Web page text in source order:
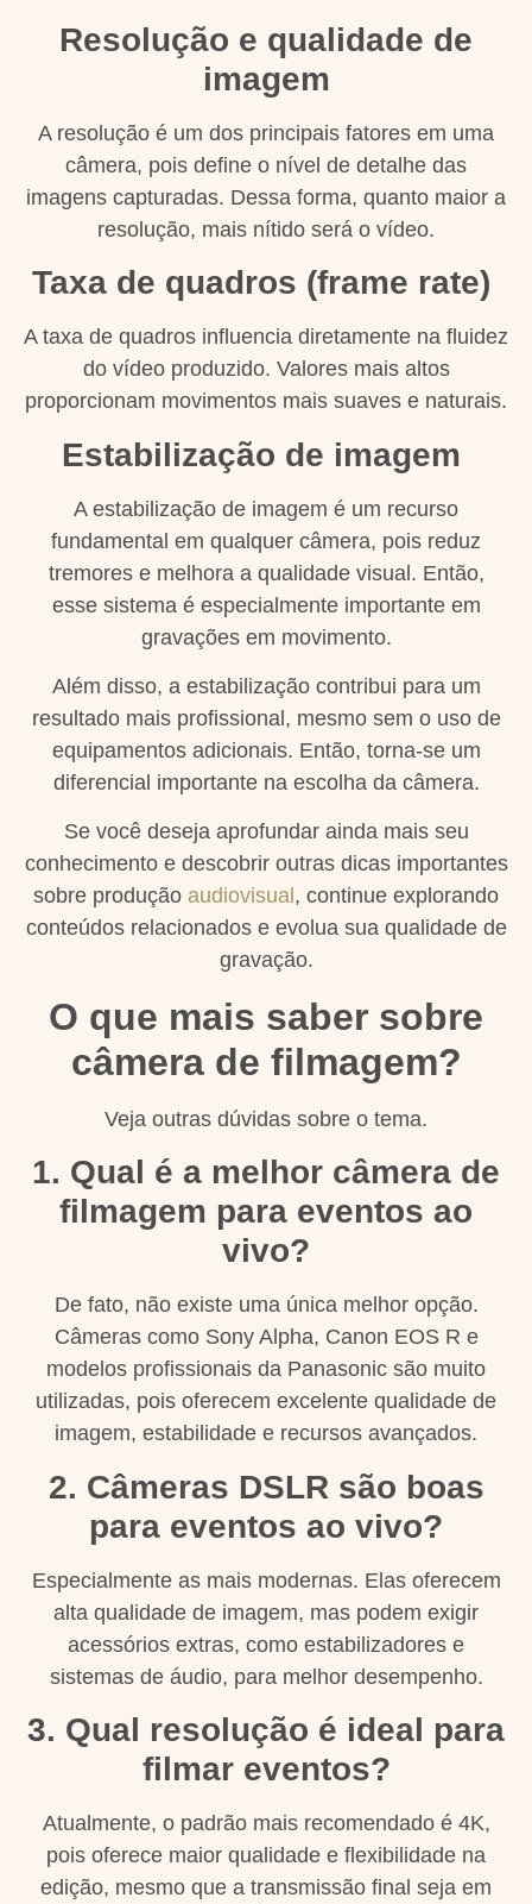
Resolução e qualidade de
imagem
A resolução é um dos principais fatores em uma
câmera, pois define o nível de detalhe das
imagens capturadas. Dessa forma, quanto maior a
resolução, mais nítido será o vídeo.
Taxa de quadros (frame rate)
A taxa de quadros influencia diretamente na fluidez
do vídeo produzido. Valores mais altos
proporcionam movimentos mais suaves e naturais.
Estabilização de imagem
A estabilização de imagem é um recurso
fundamental em qualquer câmera, pois reduz
tremores e melhora a qualidade visual. Então,
esse sistema é especialmente importante em
gravações em movimento.
Além disso, a estabilização contribui para um
resultado mais profissional, mesmo sem o uso de
equipamentos adicionais. Então, torna-se um
diferencial importante na escolha da câmera.
Se você deseja aprofundar ainda mais seu
conhecimento e descobrir outras dicas importantes
sobre produção audiovisual , continue explorando
conteúdos relacionados e evolua sua qualidade de
gravação.
O que mais saber sobre
câmera de filmagem?
Veja outras dúvidas sobre o tema.
1. Qual é a melhor câmera de
filmagem para eventos ao
vivo?
De fato, não existe uma única melhor opção.
Câmeras como Sony Alpha, Canon EOS R e
modelos profissionais da Panasonic são muito
utilizadas, pois oferecem excelente qualidade de
imagem, estabilidade e recursos avançados.
2. Câmeras DSLR são boas
para eventos ao vivo?
Especialmente as mais modernas. Elas oferecem
alta qualidade de imagem, mas podem exigir
acessórios extras, como estabilizadores e
sistemas de áudio, para melhor desempenho.
3. Qual resolução é ideal para
filmar eventos?
Atualmente, o padrão mais recomendado é 4K,
pois oferece maior qualidade e flexibilidade na
edição, mesmo que a transmissão final seja em